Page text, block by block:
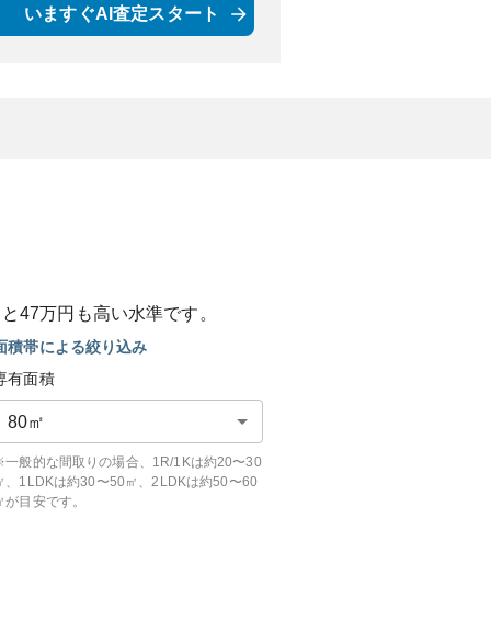
いますぐAI査定スタート
47万円も高い水準です。
積帯による絞り込み
有面積
80㎡
般的な間取りの場合、1R/1Kは約20〜30
、1LDKは約30〜50㎡、2LDKは約50〜60
が目安です。